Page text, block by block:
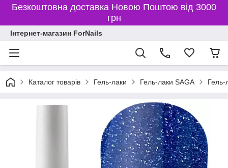
Безкоштовна доставка Новою Поштою від 3000
грн
Інтернет-магазин ForNails
Каталог товарів Гель-лаки Гель-лаки SAGA Гель-